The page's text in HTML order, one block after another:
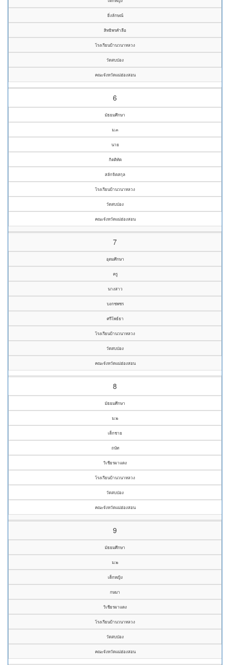
ยิ่งลักษณ์
สิทธิพรคำลือ
โรงเรียนบ้านวนาหลวง
วัดสบป่อง
คณะจังหวัดแม่ฮ่องสอน
6
มัธยมศึกษา
ม.๓
นาย
กิตติทัต
สลักจิตสกุล
โรงเรียนบ้านวนาหลวง
วัดสบป่อง
คณะจังหวัดแม่ฮ่องสอน
7
อุดมศึกษา
ครู
นางสาว
บงกชพชร
ศรีโพธ์ธา
โรงเรียนบ้านวนาหลวง
วัดสบป่อง
คณะจังหวัดแม่ฮ่องสอน
8
มัธยมศึกษา
ม.๒
เด็กชาย
ถนัท
วิเชียรผาแดง
โรงเรียนบ้านวนาหลวง
วัดสบป่อง
คณะจังหวัดแม่ฮ่องสอน
9
มัธยมศึกษา
ม.๒
เด็กหญิง
กษมา
วิเชียรผาแดง
โรงเรียนบ้านวนาหลวง
วัดสบป่อง
คณะจังหวัดแม่ฮ่องสอน